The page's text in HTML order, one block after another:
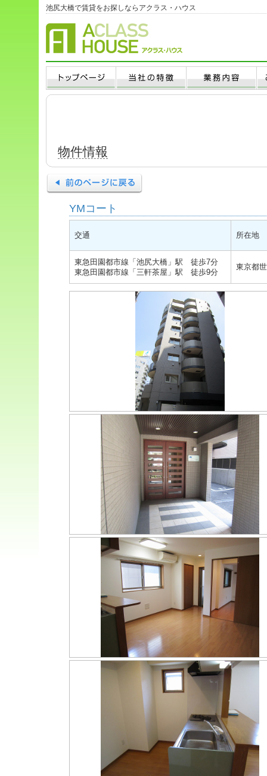
池尻大橋で賃貸をお探しならアクラス・ハウス
物件情報
YMコート
交通 所在地
東急田園都市線「池尻大橋」駅 徒歩7分
東急田園都市線「三軒茶屋」駅 徒歩9分
東京都